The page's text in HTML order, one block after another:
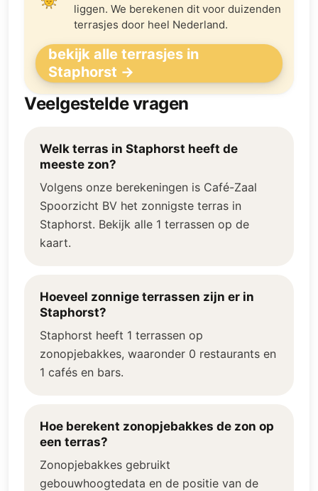
liggen. We berekenen dit voor duizenden
terrasjes door heel Nederland.
bekijk alle terrasjes in
Staphorst →
Veelgestelde vragen
Welk terras in Staphorst heeft de
meeste zon?
Volgens onze berekeningen is Café-Zaal
Spoorzicht BV het zonnigste terras in
Staphorst. Bekijk alle 1 terrassen op de
kaart.
Hoeveel zonnige terrassen zijn er in
Staphorst?
Staphorst heeft 1 terrassen op
zonopjebakkes, waaronder 0 restaurants en
1 cafés en bars.
Hoe berekent zonopjebakkes de zon op
een terras?
Zonopjebakkes gebruikt
gebouwhoogtedata en de positie van de